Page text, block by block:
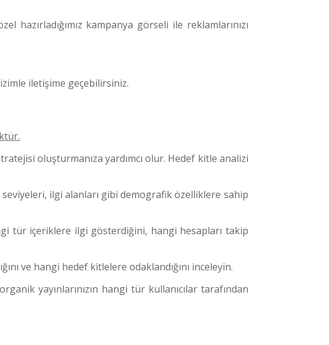
kampanya görseli ile reklamlarınızı
iletişime geçebilirsiniz.
oluşturmanıza yardımcı olur. Hedef kitle analizi
ilgi alanları gibi demografik özelliklere sahip
tür içeriklere ilgi gösterdiğini, hangi hesapları takip
ve hangi hedef kitlelere odaklandığını inceleyin.
yayınlarınızın hangi tür kullanıcılar tarafından